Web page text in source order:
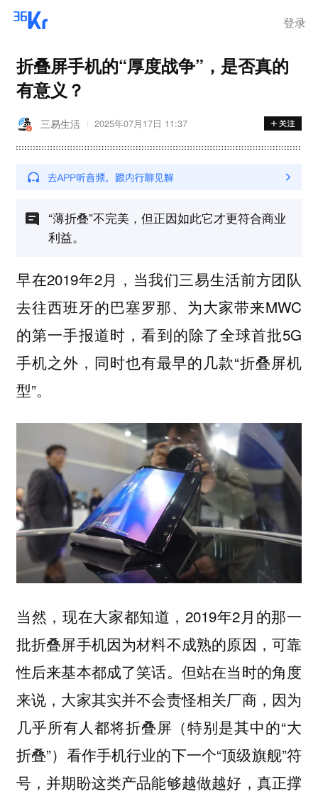
登录
折叠屏手机的“厚度战争”，是否真的
有意义？
三易生活 2025年07月17日 11:37
“薄折叠”不完美，但正因如此它才更符合商业
利益。
早在2019年2月，当我们三易生活前方团队
去往西班牙的巴塞罗那、为大家带来MWC
的第一手报道时，看到的除了全球首批5G
手机之外，同时也有最早的几款“折叠屏机
型”。
当然，现在大家都知道，2019年2月的那一
批折叠屏手机因为材料不成熟的原因，可靠
性后来基本都成了笑话。但站在当时的角度
来说，大家其实并不会责怪相关厂商，因为
几乎所有人都将折叠屏（特别是其中的“大
折叠”）看作手机行业的下一个“顶级旗舰”符
号，并期盼这类产品能够越做越好，真正撑